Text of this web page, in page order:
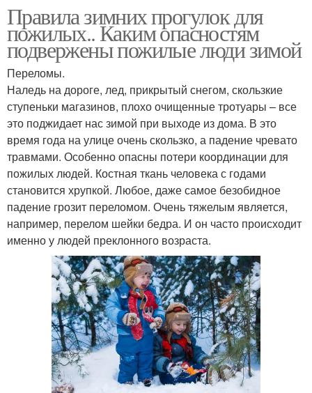
Правила зимних прогулок для
пожилых.. Каким опасностям
подвержены пожилые люди зимой
Переломы.
Наледь на дороге, лед, прикрытый снегом, скользкие
ступеньки магазинов, плохо очищенные тротуары – все
это поджидает нас зимой при выходе из дома. В это
время года на улице очень скользко, а падение чревато
травмами. Особенно опасны потери координации для
пожилых людей. Костная ткань человека с годами
становится хрупкой. Любое, даже самое безобидное
падение грозит переломом. Очень тяжелым является,
например, перелом шейки бедра. И он часто происходит
именно у людей преклонного возраста.